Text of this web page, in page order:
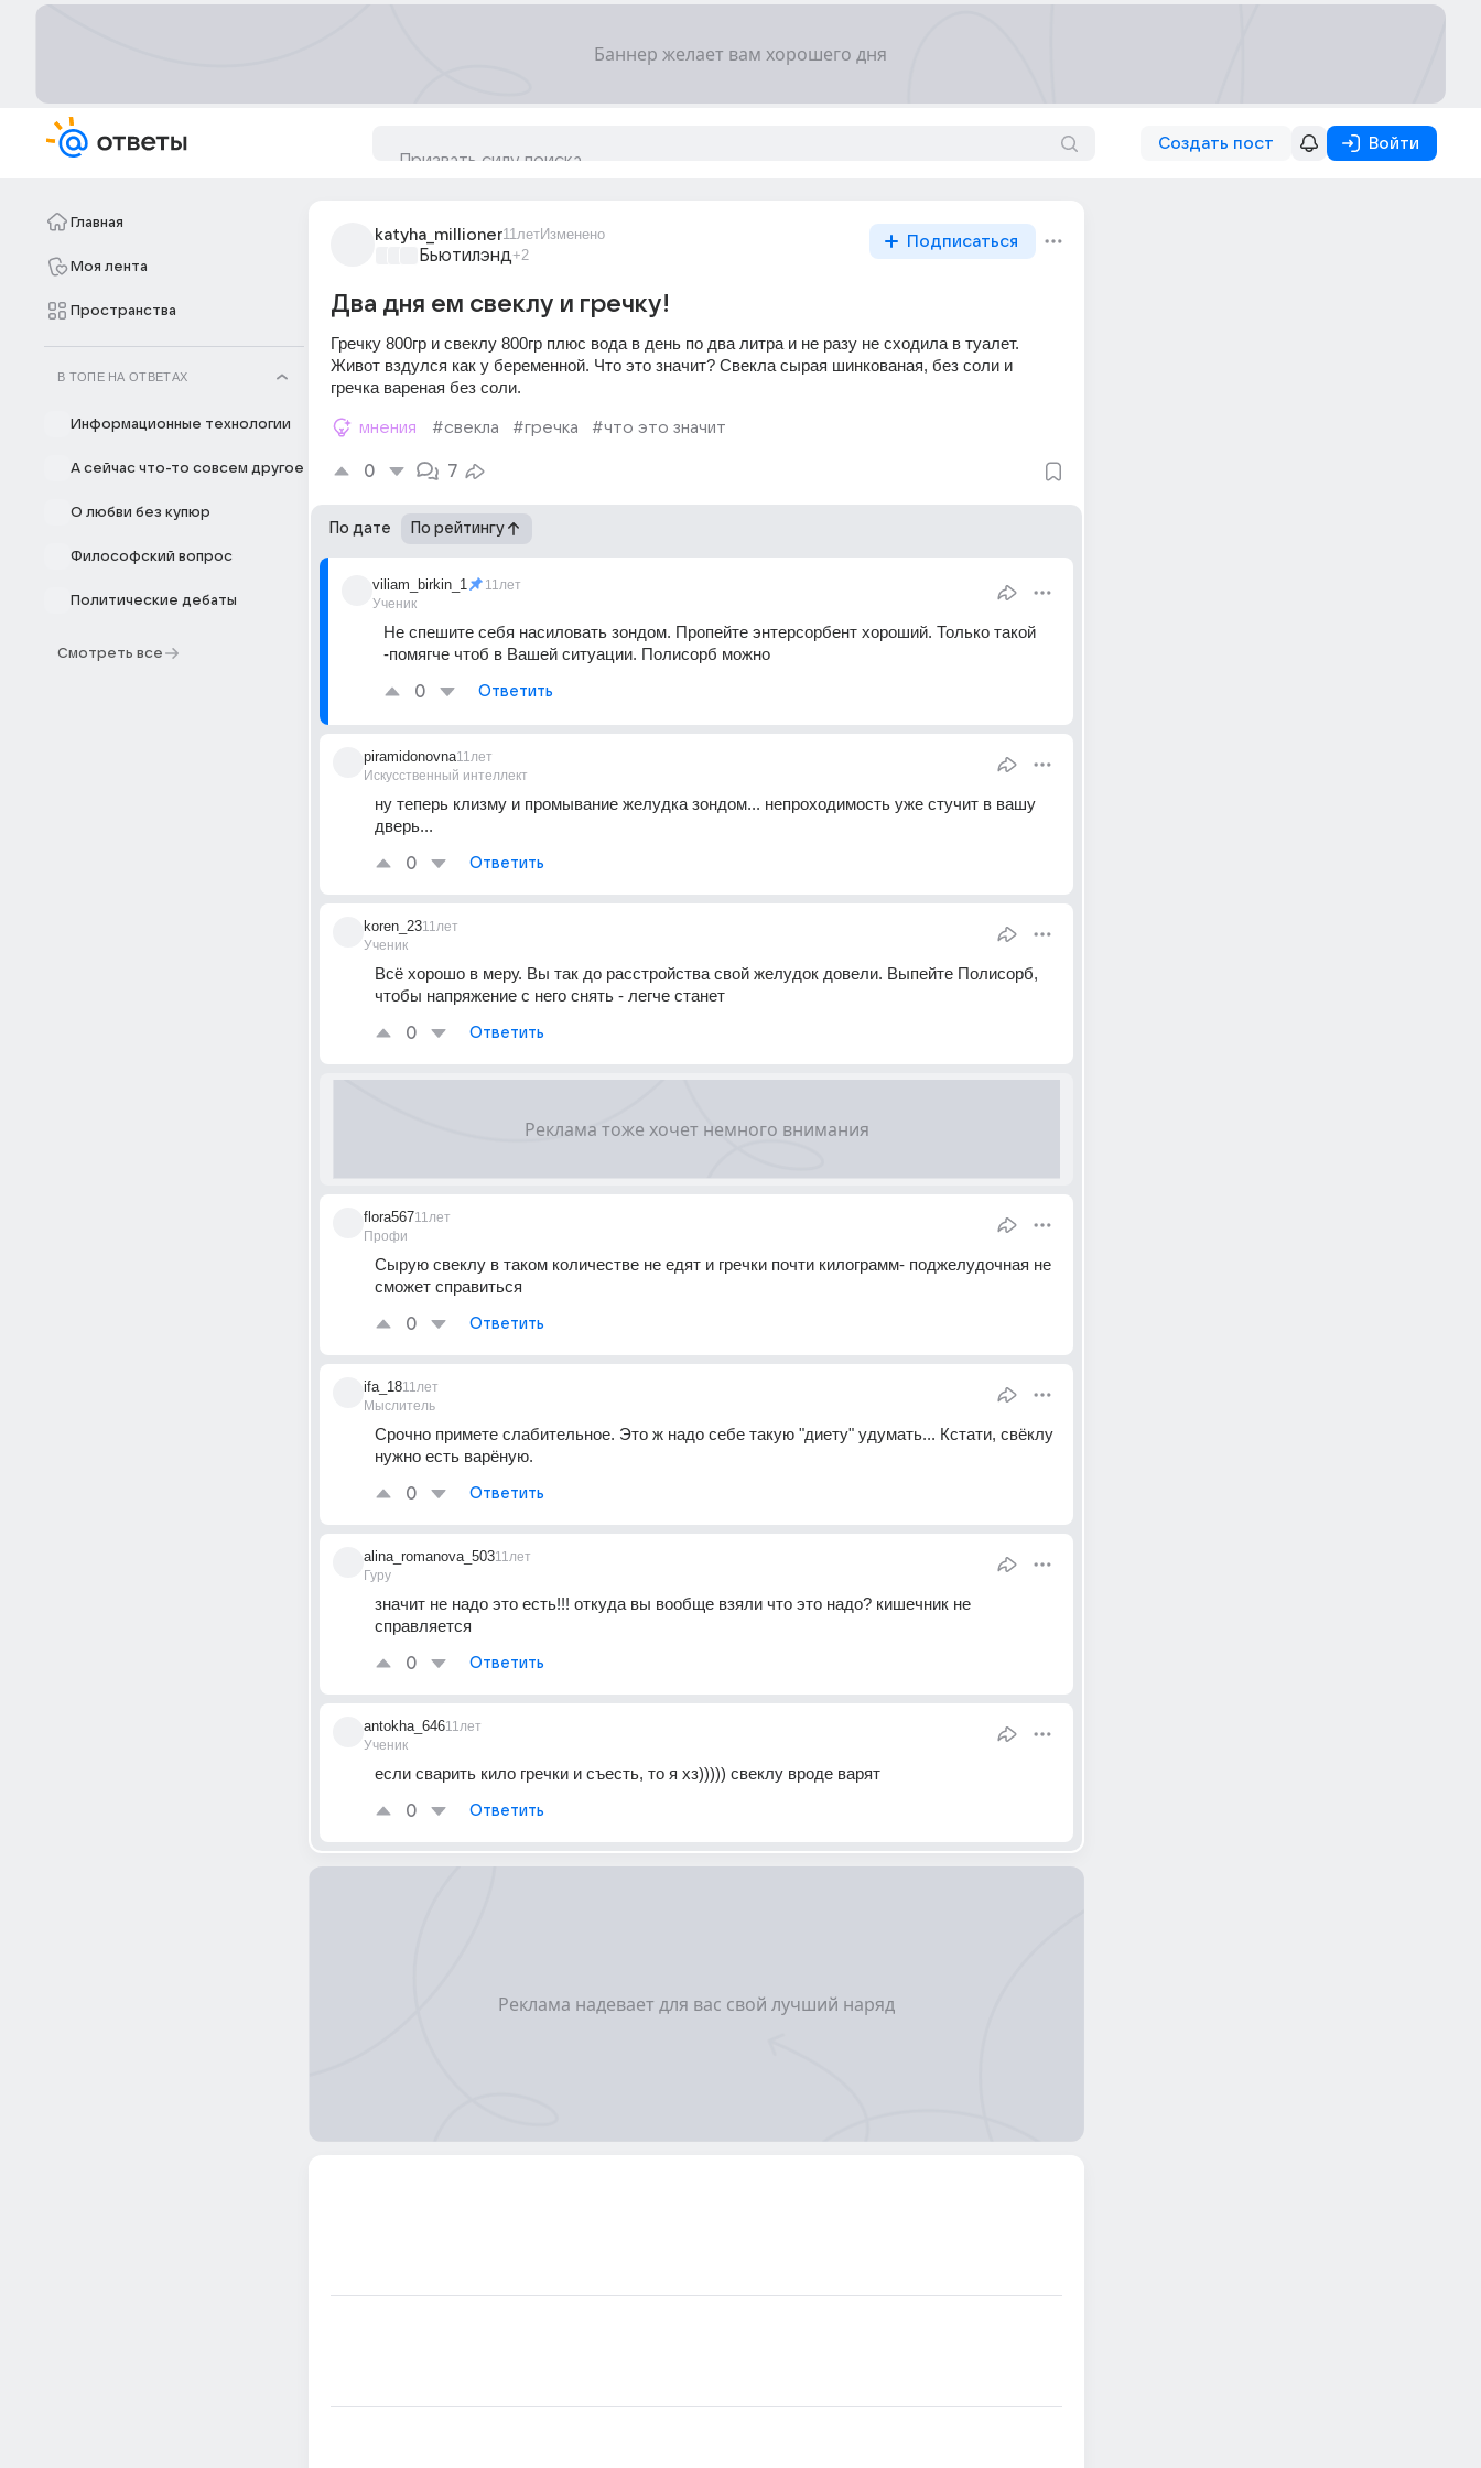
Создать пост Войти
Главная
Моя лента
Пространства
В ТОПЕ НА ОТВЕТАХ
Информационные технологии
А сейчас что-то совсем другое
О любви без купюр
Философский вопрос
Политические дебаты
Смотреть все
katyha_millioner11летИзменено
Бьютилэнд+2
Подписаться
Два дня ем свеклу и гречку!
Гречку 800гр и свеклу 800гр плюс вода в день по два литра и не разу не сходила в туалет.
Живот вздулся как у беременной. Что это значит? Свекла сырая шинкованая, без соли и
гречка вареная без соли.
мнения #свекла #гречка #что это значит
0 7
По дате По рейтингу
viliam_birkin_1
Ученик
11лет
Не спешите себя насиловать зондом. Пропейте энтерсорбент хороший. Только такой
-помягче чтоб в Вашей ситуации. Полисорб можно
0 Ответить
piramidonovna
Искусственный интеллект
11лет
ну теперь клизму и промывание желудка зондом... непроходимость уже стучит в вашу
дверь...
0 Ответить
koren_23
Ученик
11лет
Всё хорошо в меру. Вы так до расстройства свой желудок довели. Выпейте Полисорб,
чтобы напряжение с него снять - легче станет
0 Ответить
flora567
Профи
11лет
Сырую свеклу в таком количестве не едят и гречки почти килограмм- поджелудочная не
сможет справиться
0 Ответить
ifa_18
Мыслитель
11лет
Срочно примете слабительное. Это ж надо себе такую "диету" удумать... Кстати, свёклу
нужно есть варёную.
0 Ответить
alina_romanova_503
Гуру
11лет
значит не надо это есть!!! откуда вы вообще взяли что это надо? кишечник не
справляется
0 Ответить
antokha_646
Ученик
11лет
если сварить кило гречки и съесть, то я хз))))) свеклу вроде варят
0 Ответить